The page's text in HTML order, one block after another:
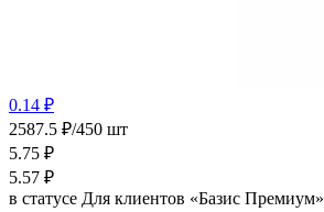
0.14 ₽
2587.5 ₽/450 шт
5.75 ₽
5.57 ₽
в статусе Для клиентов «Базис Премиум»